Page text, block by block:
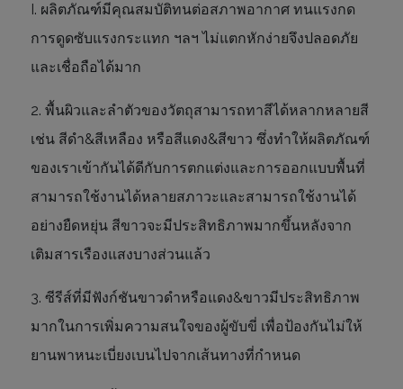
I. ผลิตภัณฑ์มีคุณสมบัติทนต่อสภาพอากาศ ทนแรงกด
การดูดซับแรงกระแทก ฯลฯ ไม่แตกหักง่ายจึงปลอดภัย
และเชื่อถือได้มาก
2. พื้นผิวและลำตัวของวัตถุสามารถทาสีได้หลากหลายสี
เช่น สีดำ&สีเหลือง หรือสีแดง&สีขาว ซึ่งทำให้ผลิตภัณฑ์
ของเราเข้ากันได้ดีกับการตกแต่งและการออกแบบพื้นที่
สามารถใช้งานได้หลายสภาวะและสามารถใช้งานได้
อย่างยืดหยุ่น สีขาวจะมีประสิทธิภาพมากขึ้นหลังจาก
เติมสารเรืองแสงบางส่วนแล้ว
3. ซีรีส์ที่มีฟังก์ชันขาวดำหรือแดง&ขาวมีประสิทธิภาพ
มากในการเพิ่มความสนใจของผู้ขับขี่ เพื่อป้องกันไม่ให้
ยานพาหนะเบี่ยงเบนไปจากเส้นทางที่กำหนด